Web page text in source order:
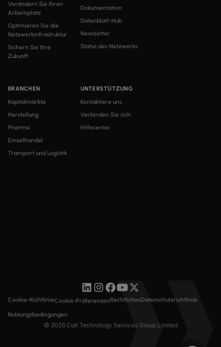
Verändern Sie Ihren
Arbeitsplatz
Optimieren Sie die
Netzwerkinfrastruktur
Sichern Sie Ihre
Zukunft
BRANCHEN
Kapitalmärkte
Herstellung
Pharma
Einzelhandel
Transport und Logistik
Dokumentation
Datenblatt-Hub
Newsletter
Status des Netzwerks
UNTERSTÜTZUNG
Kontaktiere uns
Verbinden Sie sich
Hilfecenter
© 2026 Colt Technology Services Group Limited
Cookie-RichtlinieCookie-PräferenzenRechtlichesDatenschutzrichtlinie
Nutzungsbedingungen